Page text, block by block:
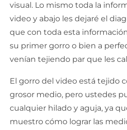
visual. Lo mismo toda la
video y abajo les dejaré el
que con toda esta
su primer gorro o bien a
venían tejiendo par que les
El gorro del video está tejido
grosor medio, pero ustedes
cualquier hilado y aguja, ya
muestro cómo lograr las